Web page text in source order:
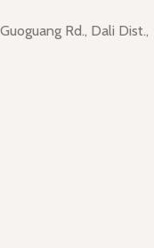
Rd., Dali Dist.,